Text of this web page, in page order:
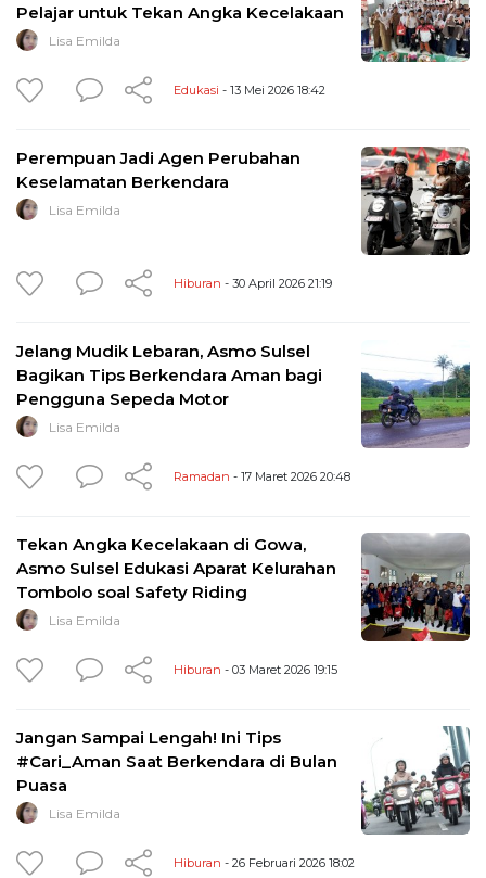
Pelajar untuk Tekan Angka Kecelakaan
Lisa Emilda
Edukasi - 13 Mei 2026 18:42
Perempuan Jadi Agen Perubahan
Keselamatan Berkendara
Lisa Emilda
Hiburan - 30 April 2026 21:19
Jelang Mudik Lebaran, Asmo Sulsel
Bagikan Tips Berkendara Aman bagi
Pengguna Sepeda Motor
Lisa Emilda
Ramadan - 17 Maret 2026 20:48
Tekan Angka Kecelakaan di Gowa,
Asmo Sulsel Edukasi Aparat Kelurahan
Tombolo soal Safety Riding
Lisa Emilda
Hiburan - 03 Maret 2026 19:15
Jangan Sampai Lengah! Ini Tips
#Cari_Aman Saat Berkendara di Bulan
Puasa
Lisa Emilda
Hiburan - 26 Februari 2026 18:02